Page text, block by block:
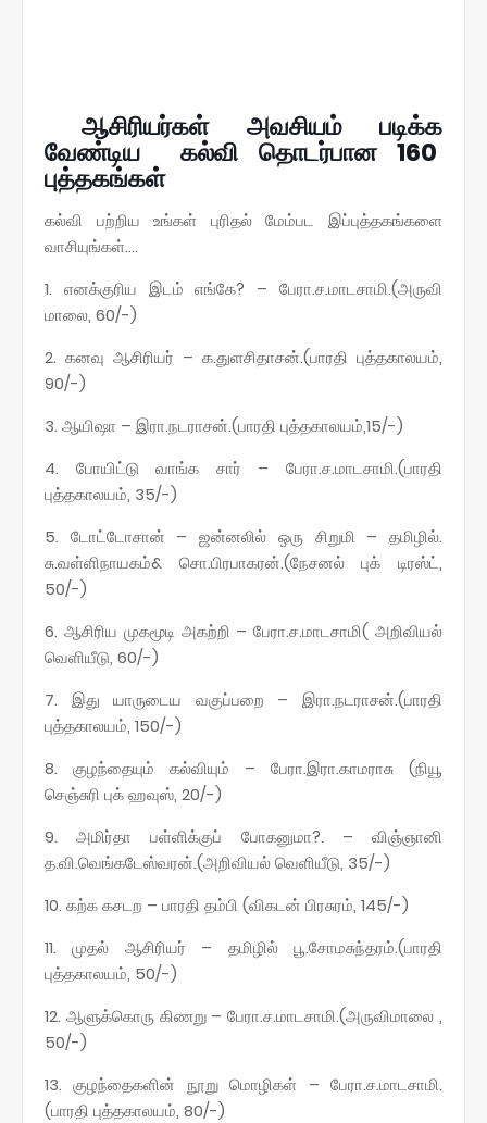
ஆசிரியர்கள் அவசியம் படிக்க
வேண்டிய கல்வி தொடர்பான 160
புத்தகங்கள்
கல்வி பற்றிய உங்கள் புரிதல் மேம்பட இப்புத்தகங்களை
வாசியுங்கள்….
1. எனக்குரிய இடம் எங்கே? – பேரா.ச.மாடசாமி.(அருவி
மாலை, 60/-)
2. கனவு ஆசிரியர் – க.துளசிதாசன்.(பாரதி புத்தகாலயம்,
90/-)
3. ஆயிஷா – இரா.நடராசன்.(பாரதி புத்தகாலயம்,15/-)
4. போயிட்டு வாங்க சார் – பேரா.ச.மாடசாமி.(பாரதி
புத்தகாலயம், 35/-)
5. டோட்டோசான் – ஜன்னலில் ஒரு சிறுமி – தமிழில்.
சு.வள்ளிநாயகம்& சொ.பிரபாகரன்.(நேசனல் புக் டிரஸ்ட்,
50/-)
6. ஆசிரிய முகமூடி அகற்றி – பேரா.ச.மாடசாமி( அறிவியல்
வெளியீடு, 60/-)
7. இது யாருடைய வகுப்பறை – இரா.நடராசன்.(பாரதி
புத்தகாலயம், 150/-)
8. குழந்தையும் கல்வியும் – பேரா.இரா.காமராசு (நியூ
செஞ்சுரி புக் ஹவுஸ், 20/-)
9. அமிர்தா பள்ளிக்குப் போகனுமா?. – விஞ்ஞானி
த.வி.வெங்கடேஸ்வரன்.(அறிவியல் வெளியீடு, 35/-)
10. கற்க கசடற – பாரதி தம்பி (விகடன் பிரசுரம், 145/-)
11. முதல் ஆசிரியர் – தமிழில் பூ.சோமசுந்தரம்.(பாரதி
புத்தகாலயம், 50/-)
12. ஆளுக்கொரு கிணறு – பேரா.ச.மாடசாமி.(அருவிமாலை ,
50/-)
13. குழந்தைகளின் நூறு மொழிகள் – பேரா.ச.மாடசாமி.
(பாரதி புத்தகாலயம், 80/-)